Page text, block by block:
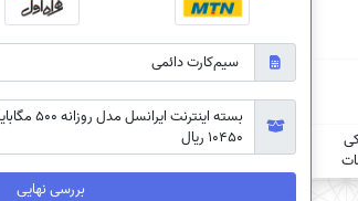
10450 ریال
بررسی نهایی